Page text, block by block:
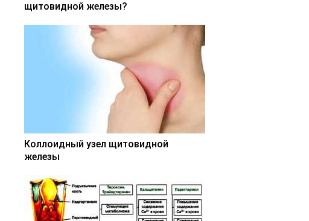
щитовидной железы?
Коллоидный узел щитовидной
железы